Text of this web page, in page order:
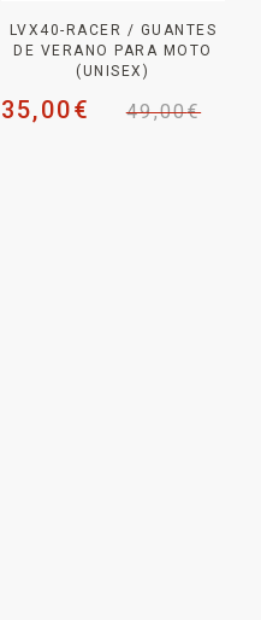
LVX40-RACER / GUANTES
DE VERANO PARA MOTO
(UNISEX)
49,00€
35,00€